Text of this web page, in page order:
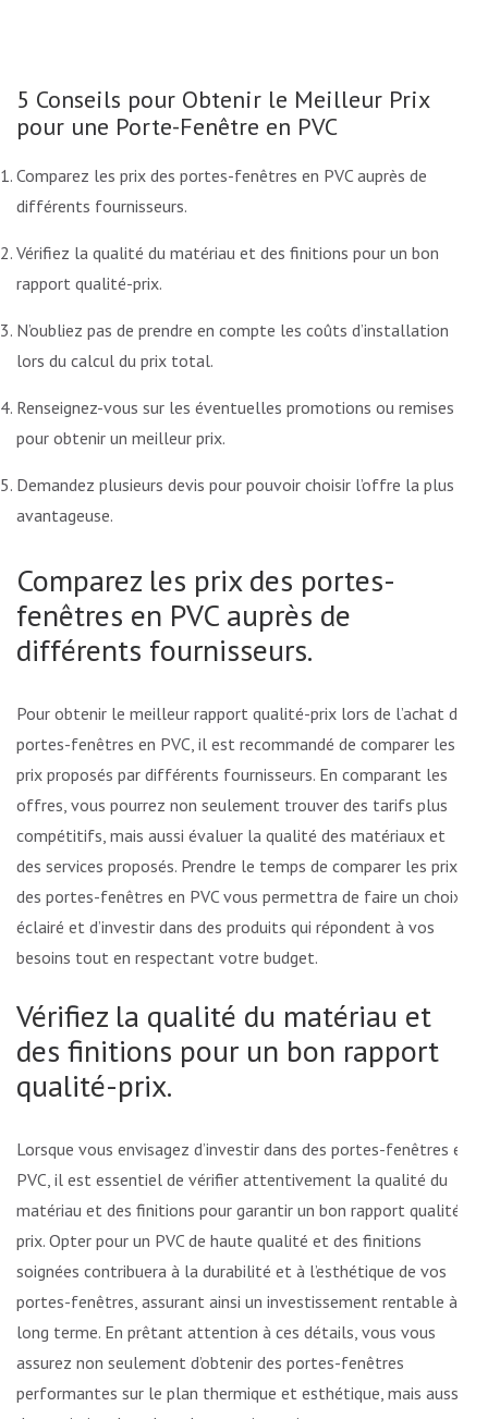
5 Conseils pour Obtenir le Meilleur Prix
pour une Porte-Fenêtre en PVC
Comparez les prix des portes-fenêtres en PVC auprès de
différents fournisseurs.
Vérifiez la qualité du matériau et des finitions pour un bon
rapport qualité-prix.
N’oubliez pas de prendre en compte les coûts d’installation
lors du calcul du prix total.
Renseignez-vous sur les éventuelles promotions ou remises
pour obtenir un meilleur prix.
Demandez plusieurs devis pour pouvoir choisir l’offre la plus
avantageuse.
Comparez les prix des portes-
fenêtres en PVC auprès de
différents fournisseurs.
Pour obtenir le meilleur rapport qualité-prix lors de l’achat de
portes-fenêtres en PVC, il est recommandé de comparer les
prix proposés par différents fournisseurs. En comparant les
offres, vous pourrez non seulement trouver des tarifs plus
compétitifs, mais aussi évaluer la qualité des matériaux et
des services proposés. Prendre le temps de comparer les prix
des portes-fenêtres en PVC vous permettra de faire un choix
éclairé et d’investir dans des produits qui répondent à vos
besoins tout en respectant votre budget.
Vérifiez la qualité du matériau et
des finitions pour un bon rapport
qualité-prix.
Lorsque vous envisagez d’investir dans des portes-fenêtres en
PVC, il est essentiel de vérifier attentivement la qualité du
matériau et des finitions pour garantir un bon rapport qualité-
prix. Opter pour un PVC de haute qualité et des finitions
soignées contribuera à la durabilité et à l’esthétique de vos
portes-fenêtres, assurant ainsi un investissement rentable à
long terme. En prêtant attention à ces détails, vous vous
assurez non seulement d’obtenir des portes-fenêtres
performantes sur le plan thermique et esthétique, mais aussi